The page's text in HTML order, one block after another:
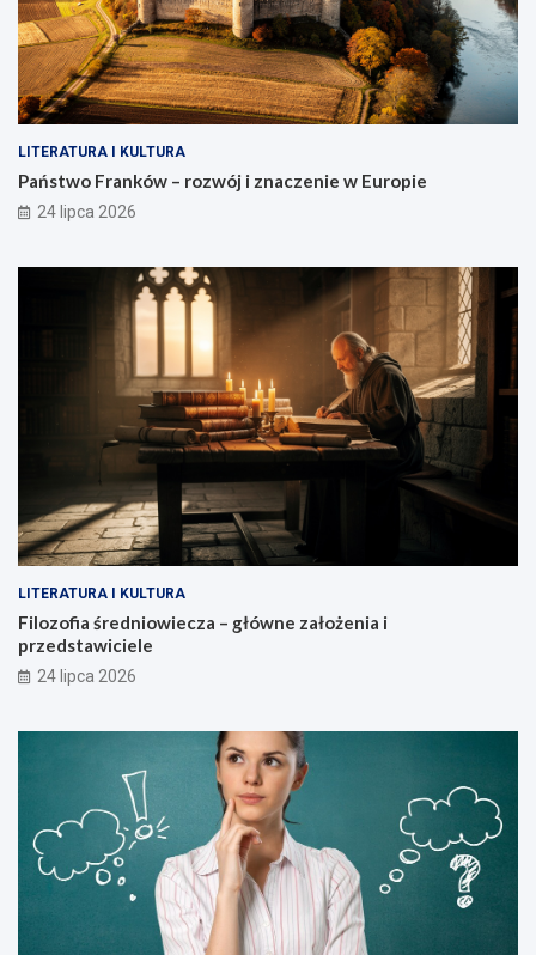
LITERATURA I KULTURA
Państwo Franków – rozwój i znaczenie w Europie
24 lipca 2026
LITERATURA I KULTURA
Filozofia średniowiecza – główne założenia i
przedstawiciele
24 lipca 2026